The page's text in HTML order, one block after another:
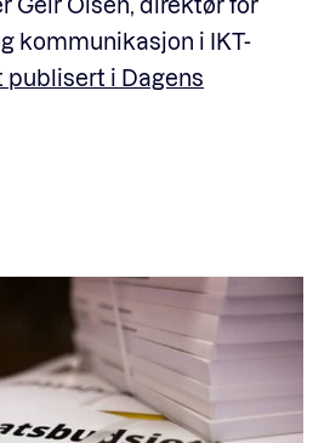
kommunikasjon i IKT-
publisert i Dagens